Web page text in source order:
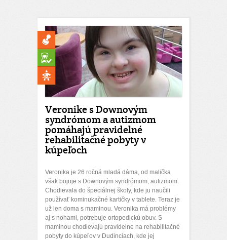
Veronike s Downovým
syndrómom a autizmom
pomáhajú pravidelné
rehabilitačné pobyty v
kúpeľoch
Veronika je 26 ročná mladá dáma, od malička
však bojuje s Downovým syndrómom, autizmom.
Chodievala do špeciálnej školy, kde ju naučili
používať kominukačné kartičky v tablete. Teraz je
už len doma s maminou. Veronika má problémy
aj s nohami, potrebuje ortopedickú obuv. S
maminou chodievajú pravidelne na rehabilitačné
pobyty do kúpeľov v Dudinciach, kde jej